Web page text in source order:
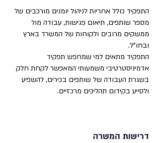
התפקיד כולל אחריות לניהול יומנים מורכבים של
מספר שותפים, תיאום פגישות, עבודה מול
ממשקים מרובים ולקוחות של המשרד בארץ
ובחו"ל.
התפקיד מתאים למי שמחפש תפקיד
אדמיניסטרטיבי משמעותי המאפשר לקחת חלק
בשגרת העבודה של שותפים בכירים, להשפיע
ולסייע בקידום תהליכים מרכזיים.
דרישות המשרה